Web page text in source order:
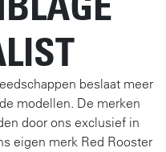
beslaat meer
modellen. De merken
door ons exclusief in
eigen merk Red Rooster